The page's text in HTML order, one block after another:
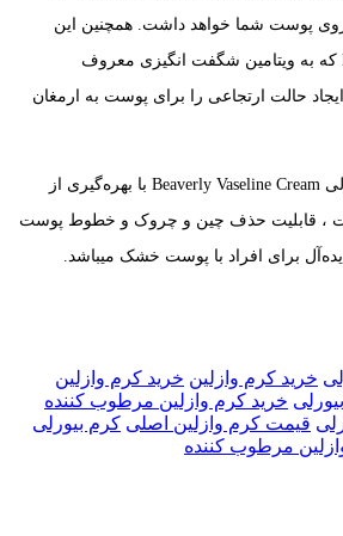
روی پوست شما خواهد داشت. همچنین این
محصول با داشتن ویتامینE که به ویتامین شگفت انگیزی معروف
حالت ارتجاعی را برای پوست به ارمغان
بطور کلی کرم وازلین بیورلی Beaverly Vaseline Cream با بهره‌گیری از
، قابلیت حذف چین و چروک و خطوط پوست
برای افراد با پوست خشک میباشد.
خرید کرم وازلین خرید کرم وازلین
خرید کرم وازلین مرطوب کننده
قیمت کرم وازلین اصلی کرم بیورلی
مرطوب کننده